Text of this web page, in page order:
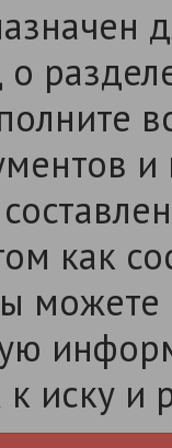
и
как
иску и